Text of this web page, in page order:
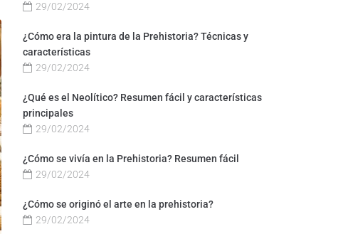
29/02/2024
¿Cómo era la pintura de la Prehistoria? Técnicas y
características
29/02/2024
¿Qué es el Neolítico? Resumen fácil y características
principales
29/02/2024
¿Cómo se vivía en la Prehistoria? Resumen fácil
29/02/2024
¿Cómo se originó el arte en la prehistoria?
29/02/2024